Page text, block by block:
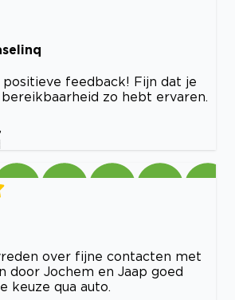
feedback! Fijn dat je
zo hebt ervaren.
over fijne contacten met
door Jochem en Jaap goed
keuze qua auto.